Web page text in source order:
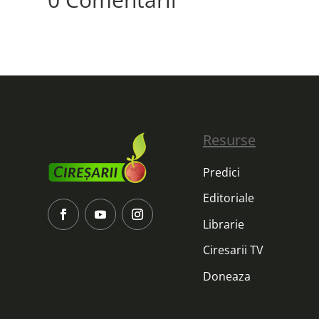
Resurse
Predici
Editoriale
Librarie
Ciresarii TV
Doneaza